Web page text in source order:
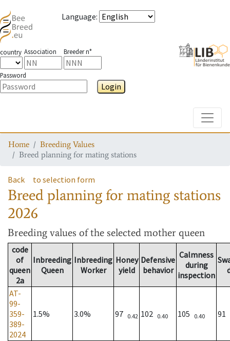
Language:
country Association Breeder n°
Password
Login
Home
Breeding Values
Breed planning for mating stations
Back to selection form
Breed planning for mating stations
2026
Breeding values of the selected mother queen
code
of
queen
2a
Inbreeding
Queen
Inbreeding
Worker
Honey
yield
Defensive
behavior
Calmness
during
inspection
AT-
99-
359-
389-
2024
1.5% 3.0% 97 0.42 102 0.40 105 0.40 91